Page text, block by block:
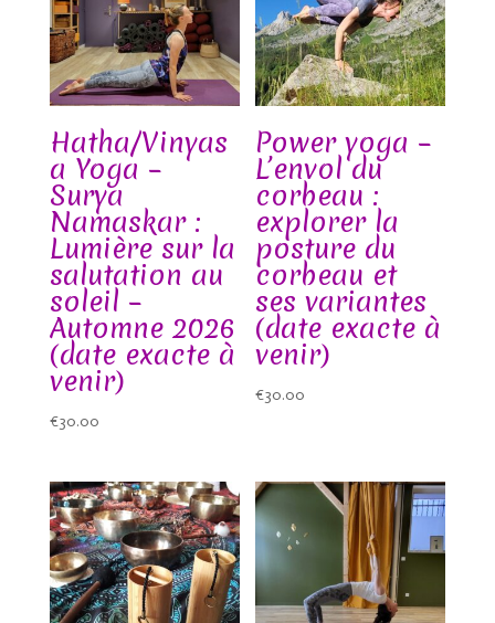
Hatha/Vinyas
a Yoga –
Surya
Namaskar :
Lumière sur la
salutation au
soleil –
Automne 2026
(date exacte à
venir)
€30.00
Power yoga –
L’envol du
corbeau :
explorer la
posture du
corbeau et
ses variantes
(date exacte à
venir)
€30.00